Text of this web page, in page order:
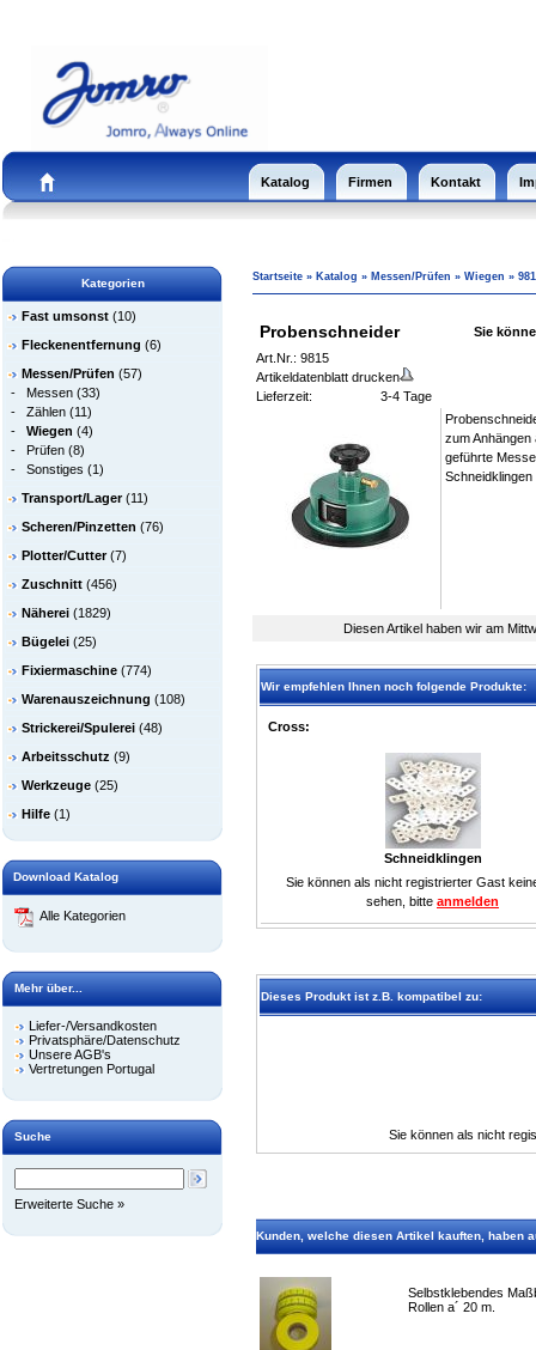
Katalog Firmen Kontakt
Kategorien
Fast umsonst (10)
Fleckenentfernung (6)
Messen/Prüfen (57)
- Messen (33)
- Zählen (11)
- Wiegen (4)
- Prüfen (8)
- Sonstiges (1)
Transport/Lager(11)
Scheren/Pinzetten (76)
Plotter/Cutter(7)
Zuschnitt (456)
Näherei (1829)
Bügelei (25)
Fixiermaschine (774)
Warenauszeichnung (108)
Strickerei/Spulerei (48)
Arbeitsschutz (9)
Werkzeuge (25)
Hilfe (1)
Download Katalog
Alle Kategorien
Mehr über...
Liefer-/Versandkosten
Privatsphäre/Datenschutz
Unsere AGB's
Vertretungen Portugal
Suche
Erweiterte Suche »
Startseite » Katalog » Messen/Prüfen » Wiegen »
Probenschneider
Sie
Art.Nr.: 9815
Artikeldatenblatt drucken
Lieferzeit:
3-4 Tage
zum
geführte
Diesen Artikel haben wir am
Wir empfehlen Ihnen noch folgende Produkte:
Cross:
Schneidklingen
Sie können als nicht registrierter Gast
sehen, bitte anmelden
Dieses Produkt ist z.B. kompatibel zu:
Sie können als nicht
Kunden, welche diesen Artikel kauften, haben
Selbstklebendes
Rollen a´ 20 m.